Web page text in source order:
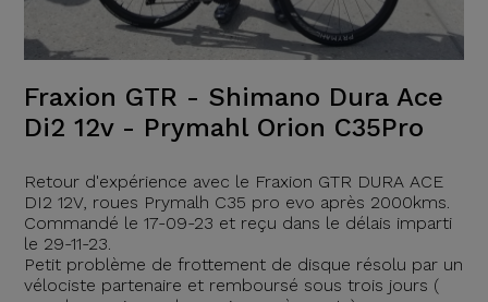
Fraxion GTR - Shimano Dura Ace
Di2 12v - Prymahl Orion C35Pro
Retour d'expérience avec le Fraxion GTR DURA ACE
DI2 12V, roues Prymalh C35 pro evo après 2000kms.
Commandé le 17-09-23 et reçu dans le délais imparti
le 29-11-23.
Petit problème de frottement de disque résolu par un
vélociste partenaire et remboursé sous trois jours (